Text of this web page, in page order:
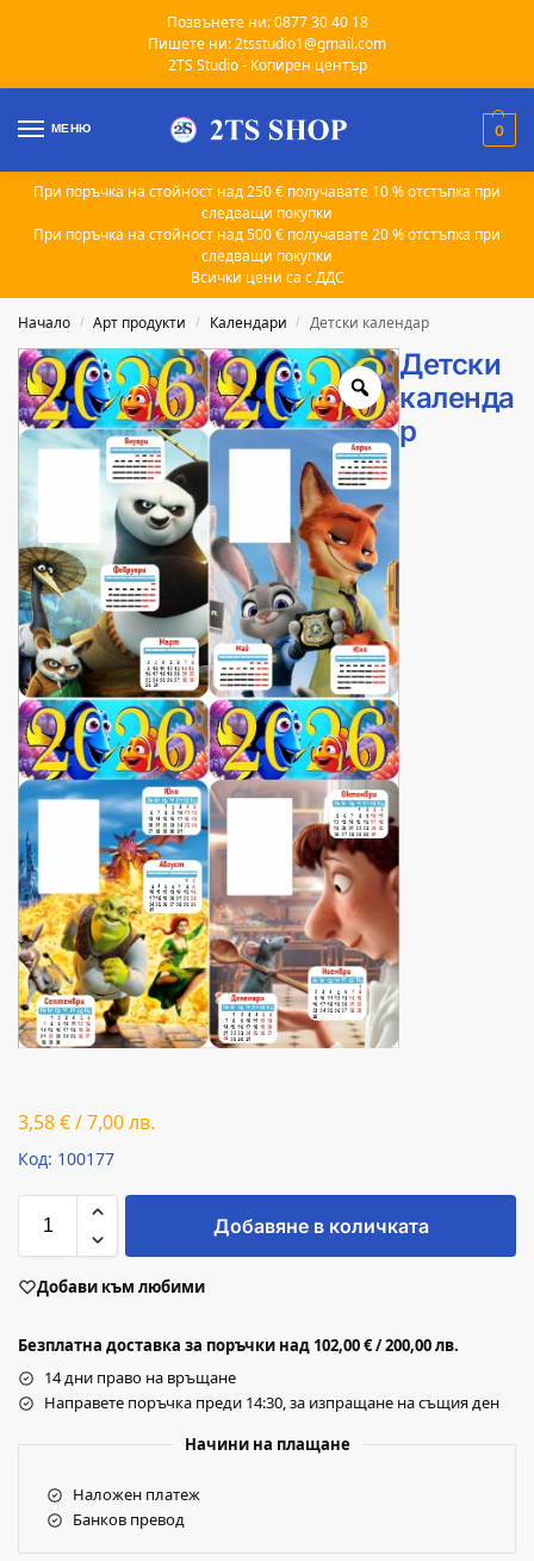
Позвънете ни: 0877 30 40 18
Пишете ни: 2tsstudio1@gmail.com
2TS Studio - Копирен център
МЕНЮ 0
При поръчка на стойност над 250 € получавате 10 % отстъпка при
следващи покупки
При поръчка на стойност над 500 € получавате 20 % отстъпка при
следващи покупки
Всички цени са с ДДС
Начало / Арт продукти / Календари / Детски календар
Детски
календа
р
3,58€/7,00лв.
Код: 100177
Добавяне в количката
Добави към любими
Безплатна доставка за поръчки над 102,00 € / 200,00 лв.
14 дни право на връщане
Направете поръчка преди 14:30, за изпращане на същия ден
Начини на плащане
Наложен платеж
Банков превод